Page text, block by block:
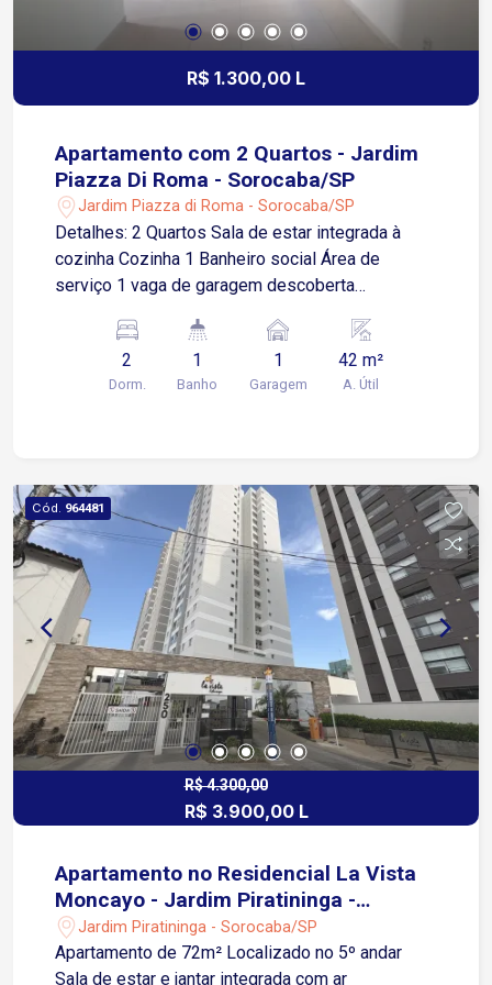
R$ 1.300,00 L
Apartamento com 2 Quartos - Jardim
Piazza Di Roma - Sorocaba/SP
Jardim Piazza di Roma - Sorocaba/SP
Detalhes: 2 Quartos Sala de estar integrada à
cozinha Cozinha 1 Banheiro social Área de
serviço 1 vaga de garagem descoberta
residencial consolidada e próxima a toda a
infraestrutura da zona oeste Apenas 2 minutos
da Avenida Prof. Flávio Fazano 4 minutos da
Condomínio com portaria 24 horas Car wash
Piscina adulta e infantil Salão de festas Espaço
gourmet Agende já sua visita !
2
Dorm.
1
Banho
1
Garagem
42 m²
A. Útil
Cód. 964481
R$ 4.300,00
R$ 3.900,00 L
Apartamento no Residencial La Vista
Moncayo - Jardim Piratininga -
Sorocaba/SP
Jardim Piratininga - Sorocaba/SP
Apartamento de 72m² Localizado no 5º andar
Sala de estar e jantar integrada com ar